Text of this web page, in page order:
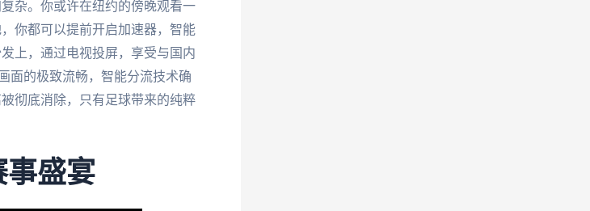
杂。你或许在纽约的傍晚观看一
你都可以提前开启加速器，智能
上，通过电视投屏，享受与国内
面的极致流畅，智能分流技术确
彻底消除，只有足球带来的纯粹
事盛宴